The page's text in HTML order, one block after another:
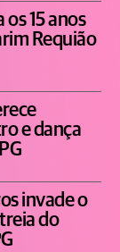
os 15 anos
Requião
e dança
invade o
do